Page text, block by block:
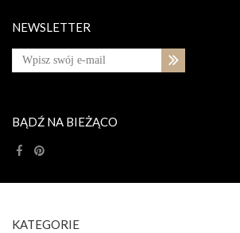
NEWSLETTER
BĄDŹ NA BIEŻĄCO
KATEGORIE